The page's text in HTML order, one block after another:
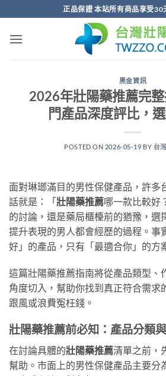
轉
正品保證 本站所有商品享受30
黑金資訊
2026年壯陽藥推薦完
門產品深度評比，
POSTED ON 2026-05-19 BY 台
面對琳瑯滿目的男性保健產品，許多
話就是：「壯陽藥推薦哪一款比較好
的討論，還是藥局櫃檯前的猶豫，選
提升表現的男人都會經歷的過程。事
好」的產品，只有「最適合你」的方
這篇壯陽藥推薦指南將從產品類型、
角度切入，幫助你找到真正符合需求
跟風或浪費冤枉錢。
壯陽藥推薦前必知：產品分類
在討論具體的壯陽藥推薦清單之前，
幫助。市面上的男性保健產品主要分